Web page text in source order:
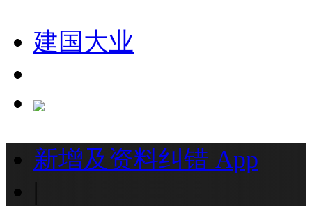
建国大业
新增及资料纠错 App
|